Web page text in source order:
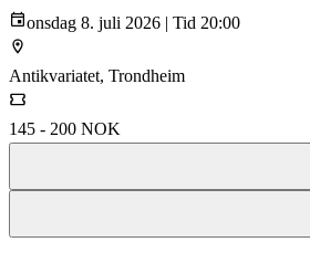
onsdag 8. juli 2026 | Tid 20:00
Antikvariatet, Trondheim
145 - 200 NOK